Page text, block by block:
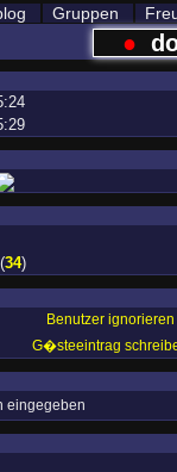
Gruppen
●
(34)
Benutzer ignorieren
G�steeintrag
eingegeben